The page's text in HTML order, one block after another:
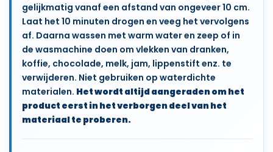
gelijkmatig vanaf een afstand van ongeveer 10 cm.
Laat het 10 minuten drogen en veeg het vervolgens
af. Daarna wassen met warm water en zeep of in
de wasmachine doen om vlekken van dranken,
koffie, chocolade, melk, jam, lippenstift enz. te
verwijderen. Niet gebruiken op waterdichte
materialen. Het wordt altijd aangeraden om het
product eerst in het verborgen deel van het
materiaal te proberen.